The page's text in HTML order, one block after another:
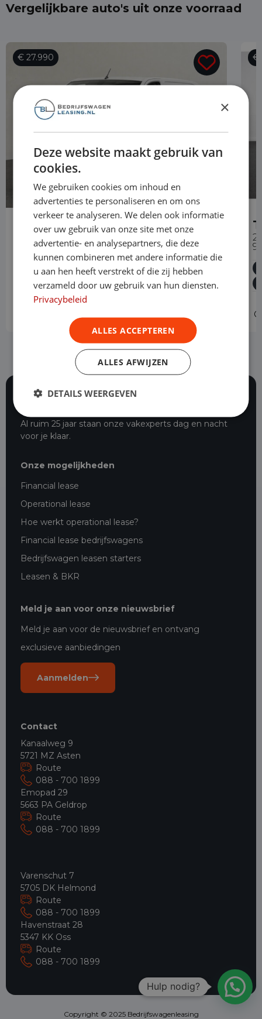
Vergelijkbare auto's uit onze voorraad
€ 27.990
Toyota PROACE Electric
Worker
Professional Extra Range 75 kWh
Elektrisch Automaat 16.617 km
2023
Asten
L2H1
€
116 beoordelingen
Al ruim 25 jaar staan onze vakexperts dag en nacht
voor je klaar.
Onze mogelijkheden
Financial lease
Operational lease
Hoe werkt operational lease?
Financial lease bedrijfswagens
Bedrijfswagen leasen starters
Leasen & BKR
Meld je aan voor onze nieuwsbrief
Meld je aan voor de nieuwsbrief en ontvang
exclusieve aanbiedingen
Aanmelden
Contact
Kanaalweg 9
5721 MZ Asten
Route
088 - 700 1899
Emopad 29
5663 PA Geldrop
Route
088 - 700 1899
Varenschut 7
5705 DK Helmond
Route
088 - 700 1899
Havenstraat 28
5347 KK Oss
Route
088 - 700 1899
Copyright © 2025 Bedrijfswagenleasing
Hulp nodig?
×
Deze website maakt gebruik van
cookies.
We gebruiken cookies om inhoud en
advertenties te personaliseren en om ons
verkeer te analyseren. We delen ook informatie
over uw gebruik van onze site met onze
advertentie- en analysepartners, die deze
kunnen combineren met andere informatie die
u aan hen heeft verstrekt of die zij hebben
verzameld door uw gebruik van hun diensten.
Privacybeleid
ALLES ACCEPTEREN
ALLES AFWIJZEN
DETAILS WEERGEVEN